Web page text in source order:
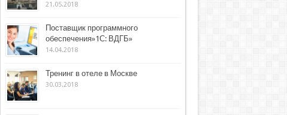
21.05.2018
Поставщик программного
обеспечения»1С: ВДГБ»
14.04.2018
Тренинг в отеле в Москве
30.03.2018